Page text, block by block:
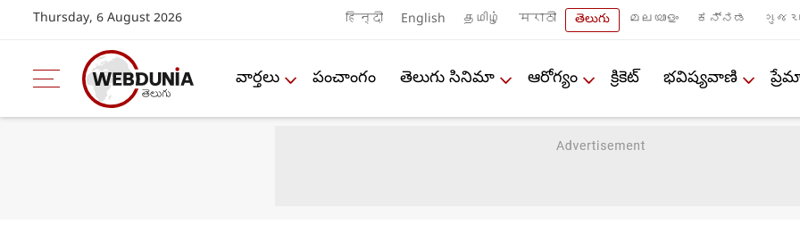
Thursday, 6 August 2026 हिन्दी English தமிழ் मराठी తెలుగు മലയാളം ಕನ್ನಡ
వార్తలు పంచాంగం తెలుగు సినిమా ఆరోగ్యం క్రికెట్ భవిష్యవాణి